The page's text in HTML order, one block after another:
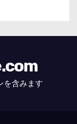
を含みます